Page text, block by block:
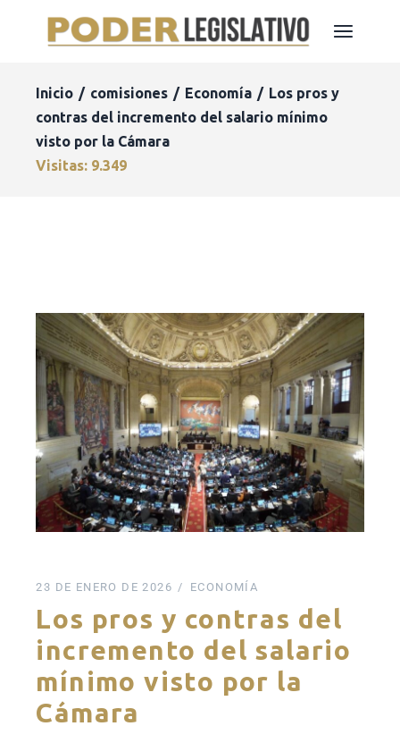
Inicio comisiones Economía
Los pros y
contras del incremento del salario mínimo
visto por la Cámara
Visitas: 9.349
23 DE ENERO DE 2026 ECONOMÍA
Los pros y contras del
incremento del salario
mínimo visto por la
Cámara